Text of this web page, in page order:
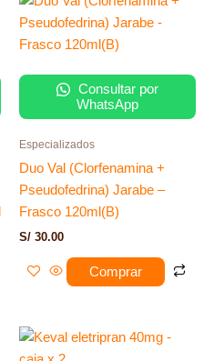
Consultar por
WhatsApp
Especializados
Duo Val (Clorfenamina +
Pseudofedrina) Jarabe –
Frasco 120ml(B)
S/ 30.00
Comprar